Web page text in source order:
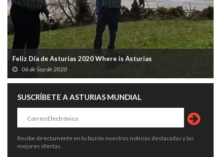
Feliz Día de Asturias 2020 Where is Asturias
06 de Sep de 2020
SUSCRÍBETE A ASTURIAS MUNDIAL
Recibe directamente en tu buzón nuestras noticias destacadas y las
mejores ofertas.